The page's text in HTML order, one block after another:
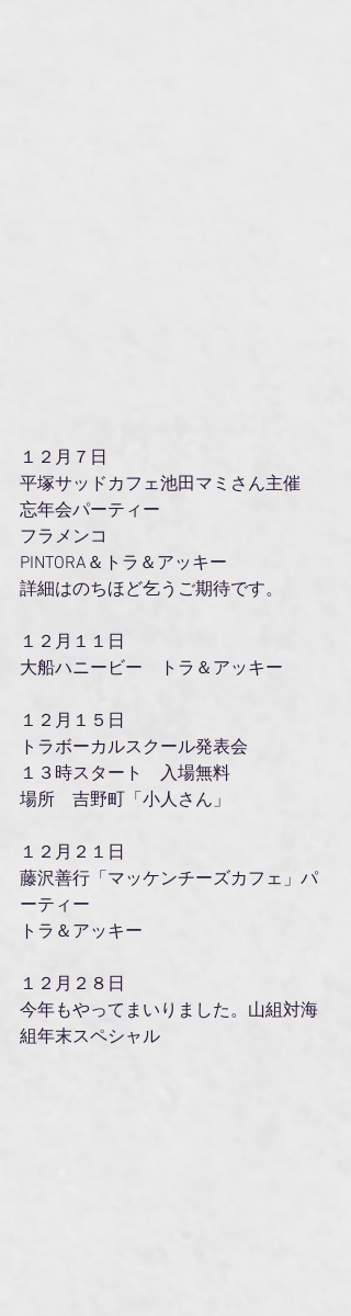
１２月７日
平塚サッドカフェ池田マミさん主催
忘年会パーティー
フラメンコ
PINTORA＆トラ＆アッキー
詳細はのちほど乞うご期待です。
１２月１１日
大船ハニービー　トラ＆アッキー
１２月１５日
トラボーカルスクール発表会
１３時スタート　入場無料
場所　吉野町「小人さん」
１２月２１日
藤沢善行「マッケンチーズカフェ」パ
ーティー
トラ＆アッキー
１２月２８日
今年もやってまいりました。山組対海
組年末スペシャル